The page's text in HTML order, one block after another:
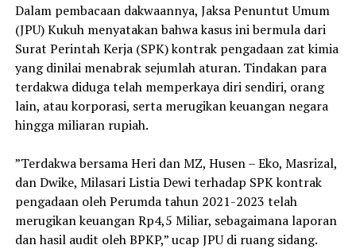
‎Dalam pembacaan dakwaannya, Jaksa Penuntut Umum
(JPU) Kukuh menyatakan bahwa kasus ini bermula dari
Surat Perintah Kerja (SPK) kontrak pengadaan zat kimia
yang dinilai menabrak sejumlah aturan. Tindakan para
terdakwa diduga telah memperkaya diri sendiri, orang
lain, atau korporasi, serta merugikan keuangan negara
hingga miliaran rupiah.
‎”Terdakwa bersama Heri dan MZ, Husen – Eko, Masrizal,
dan Dwike, Milasari Listia Dewi terhadap SPK kontrak
pengadaan oleh Perumda tahun 2021-2023 telah
merugikan keuangan Rp4,5 Miliar, sebagaimana laporan
dan hasil audit oleh BPKP,” ucap JPU di ruang sidang.